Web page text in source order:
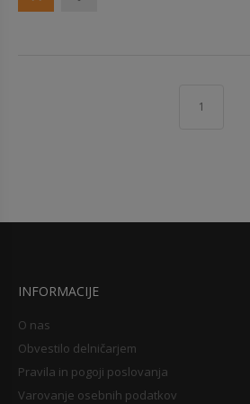
1
INFORMACIJE
O nas
Obvestilo delničarjem
Pravila in pogoji poslovanja
Varovanje osebnih podatkov